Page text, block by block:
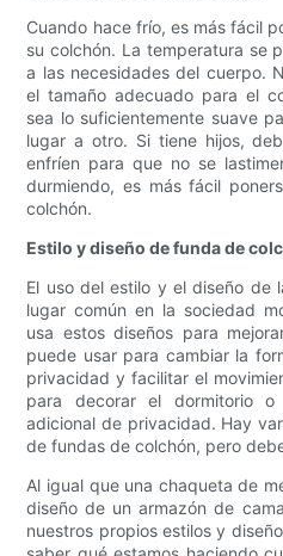
Cuando hace frío, es más fácil
su colchón. La temperatura se
a las necesidades del cuerpo.
el tamaño adecuado para el
sea lo suficientemente suave
lugar a otro. Si tiene hijos,
enfríen para que no se
durmiendo, es más fácil
colchón.
Estilo y diseño de funda de
El uso del estilo y el diseño de
lugar común en la sociedad
usa estos diseños para
puede usar para cambiar la
privacidad y facilitar el
para decorar el dormitorio
adicional de privacidad. Hay
de fundas de colchón, pero
Al igual que una chaqueta de
diseño de un armazón de
nuestros propios estilos y